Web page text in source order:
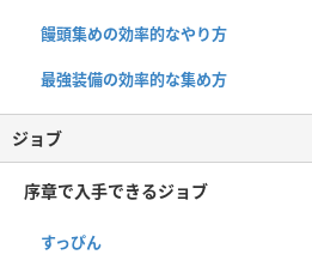
饅頭集めの効率的なやり方
最強装備の効率的な集め方
ジョブ
序章で入手できるジョブ
すっぴん